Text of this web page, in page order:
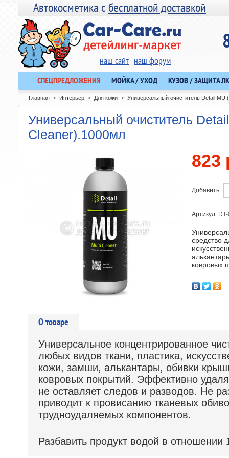
Автокосметика сбесплатной доставкой
наш сайт наш форум
СПЕЦПРЕДЛОЖЕНИЯ МОЙКА / УХОД КУЗОВ / ЗАЩИТА
Главная > Интерьер > Для кожи > Универсальный очиститель Detail MU
Универсальный очиститель
Cleaner).1000мл
823
Добавить
Артикул:
средство
ковровых
О товаре
Универсальное концентрированное
любых видов ткани, пластика,
кожи, замши, алькантары, обивки
ковровых покрытий. Эффективно
не оставляет следов и разводов. Не
приводит к провисанию тканевых
трудноудаляемых компонентов.
Разбавить продукт водой в отношении